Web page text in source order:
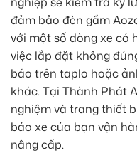
đảm bảo đèn gầm
với một số dòng xe có
việc lắp đặt không
báo trên taplo hoặc
khác. Tại Thành Phát
nghiệm và trang thiết
bảo xe của bạn vận
nâng cấp.